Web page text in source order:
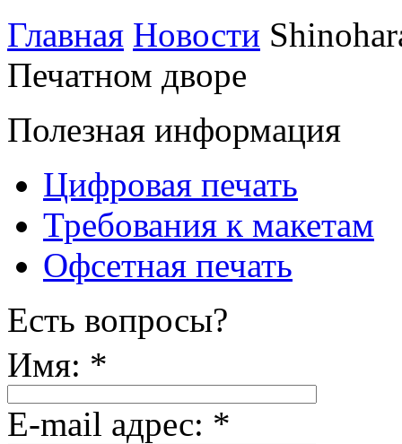
Главная Новости
Печатном дворе
Полезная информация
Цифровая печать
Требования к макетам
Офсетная печать
Есть вопросы?
Имя: *
E-mail адрес: *